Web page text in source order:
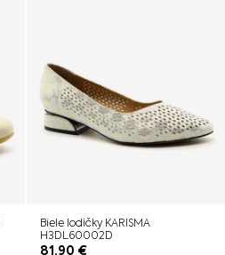
Biele lodičky KARISMA
H3DL60002D
81.90 €